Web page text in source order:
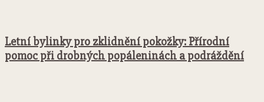
Letní bylinky pro zklidnění pokožky: Přírodní
pomoc při drobných popáleninách a podráždění